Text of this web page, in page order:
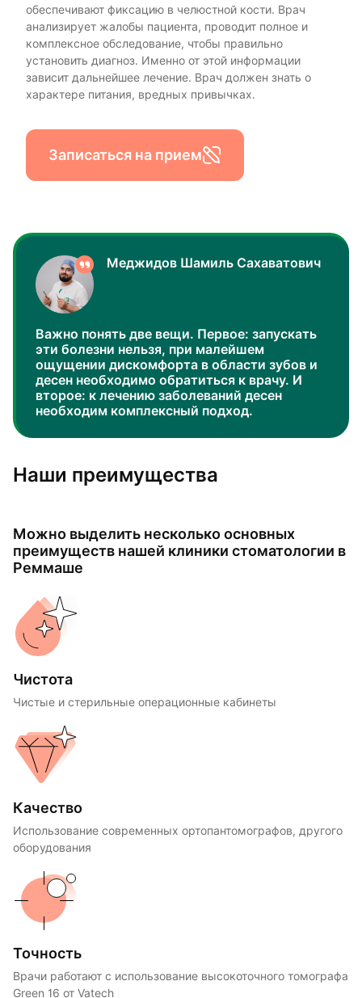
обеспечивают фиксацию в челюстной кости. Врач
анализирует жалобы пациента, проводит полное и
комплексное обследование, чтобы правильно
установить диагноз. Именно от этой информации
зависит дальнейшее лечение. Врач должен знать о
характере питания, вредных привычках.
Записаться на прием
Меджидов Шамиль Сахаватович
Важно понять две вещи. Первое: запускать
эти болезни нельзя, при малейшем
ощущении дискомфорта в области зубов и
десен необходимо обратиться к врачу. И
второе: к лечению заболеваний десен
необходим комплексный подход.
Наши преимущества
Можно выделить несколько основных
преимуществ нашей клиники стоматологии в
Реммаше
Чистота
Чистые и стерильные операционные кабинеты
Качество
Использование современных ортопантомографов, другого
оборудования
Точность
Врачи работают с использование высокоточного томографа
Green 16 от Vatech